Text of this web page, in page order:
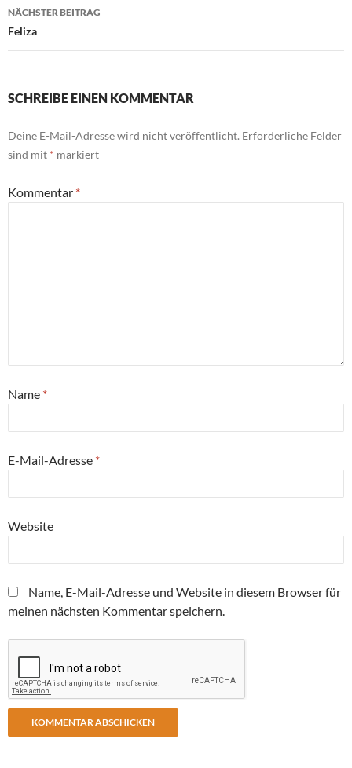
NÄCHSTER BEITRAG
Feliza
SCHREIBE EINEN KOMMENTAR
Deine E-Mail-Adresse wird nicht veröffentlicht. Erforderliche Felder
sind mit * markiert
Kommentar *
Name *
E-Mail-Adresse *
Website
Name, E-Mail-Adresse und Website in diesem Browser für
meinen nächsten Kommentar speichern.